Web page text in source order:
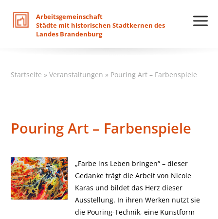
Arbeitsgemeinschaft
Städte mit historischen Stadtkernen des
Landes Brandenburg
Startseite »Veranstaltungen » Pouring Art – Farbenspiele
Pouring Art – Farbenspiele
„Farbe ins Leben bringen“ – dieser
Gedanke trägt die Arbeit von Nicole
Karas und bildet das Herz dieser
Ausstellung. In ihren Werken nutzt sie
die Pouring-Technik, eine Kunstform